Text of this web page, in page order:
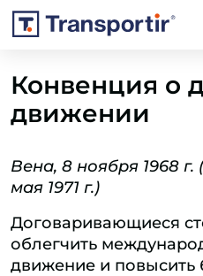
Конвенция о
движении
Вена, 8 ноября 1968
мая 1971 г.)
Договаривающиеся
облегчить
движение и повысить